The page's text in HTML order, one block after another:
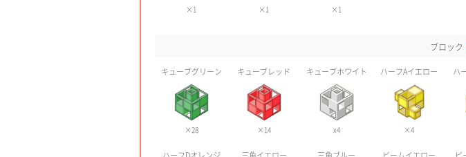
×1 ×1 ×1
ブロック
キューブグリーン
×28
キューブレッド
×14
キューブホワイト
x4
ハーフAイエロー
×4
ハ
ハーフDオレンジ 三角イエロー 三角ブルー ビームイエロー ビ